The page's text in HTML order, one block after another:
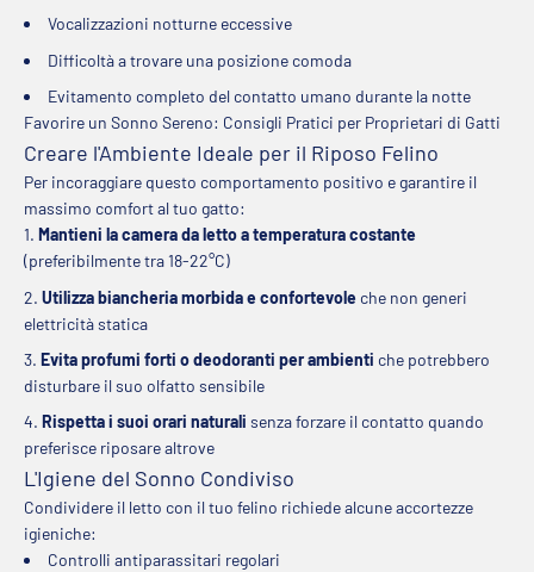
Vocalizzazioni notturne eccessive
Difficoltà a trovare una posizione comoda
Evitamento completo del contatto umano durante la notte
Favorire un Sonno Sereno: Consigli Pratici per Proprietari di Gatti
Creare l'Ambiente Ideale per il Riposo Felino
Per incoraggiare questo comportamento positivo e garantire il
massimo comfort al tuo gatto:
Mantieni la camera da letto a temperatura costante
(preferibilmente tra 18-22°C)
Utilizza biancheria morbida e confortevole che non generi
elettricità statica
Evita profumi forti o deodoranti per ambienti che potrebbero
disturbare il suo olfatto sensibile
Rispetta i suoi orari naturali senza forzare il contatto quando
preferisce riposare altrove
L'Igiene del Sonno Condiviso
Condividere il letto con il tuo felino richiede alcune accortezze
igieniche:
Controlli antiparassitari regolari